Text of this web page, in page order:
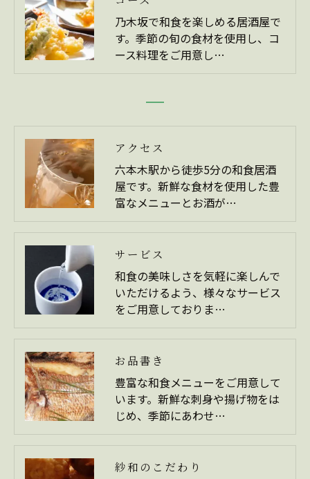
乃木坂で和食を楽しめる居酒屋で
す。季節の旬の食材を使用し、コ
ース料理をご用意し…
アクセス
六本木駅から徒歩5分の和食居酒
屋です。新鮮な食材を使用した豊
富なメニューとお酒が…
サービス
和食の美味しさを気軽に楽しんで
いただけるよう、様々なサービス
をご用意しておりま…
お品書き
豊富な和食メニューをご用意して
います。新鮮な刺身や揚げ物をは
じめ、季節にあわせ…
紗和のこだわり